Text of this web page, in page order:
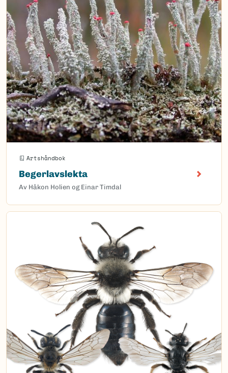
Artshåndbok
Begerlavslekta
Av Håkon Holien og Einar Timdal